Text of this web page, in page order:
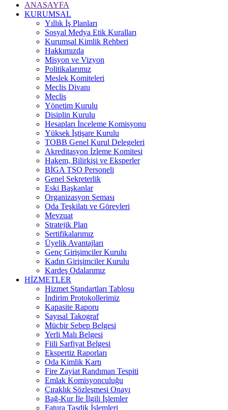
ANASAYFA
KURUMSAL
Yıllık İş Planları
Sosyal Medya Etik Kuralları
Kurumsal Kimlik Rehberi
Hakkımızda
Misyon ve Vizyon
Politikalarımız
Meslek Komiteleri
Meclis Divanı
Meclis
Yönetim Kurulu
Disiplin Kurulu
Hesapları İnceleme Komisyonu
Yüksek İştişare Kurulu
TOBB Genel Kurul Delegeleri
Akreditasyon İzleme Komitesi
Hakem, Bilirkişi ve Eksperler
BİGA TSO Personeli
Genel Sekreterlik
Eski Başkanlar
Organizasyon Şeması
Oda Teşkilatı ve Görevleri
Mevzuat
Stratejik Plan
Sertifikalarımız
Üyelik Avantajları
Genç Girişimciler Kurulu
Kadın Girişimciler Kurulu
Kardeş Odalarımız
HİZMETLER
Hizmet Standartları Tablosu
İndirim Protokollerimiz
Kapasite Raporu
Sayısal Takograf
Mücbir Sebep Belgesi
Yerli Malı Belgesi
Fiili Sarfiyat Belgesi
Ekspertiz Raporları
Oda Kimlik Kartı
Fire Zayiat Randıman Tespiti
Emlak Komisyonculuğu
Çıraklık Sözleşmesi Onayı
Bağ-Kur İle İlgili İşlemler
Fatura Tasdik İşlemleri